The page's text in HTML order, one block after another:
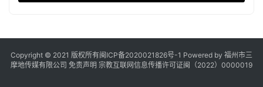
Copyright © 2021 版权所有闽ICP备2020021826号-1 Powered by 福州市三
摩地传媒有限公司 免责声明 宗教互联网信息传播许可证闽（2022）0000019